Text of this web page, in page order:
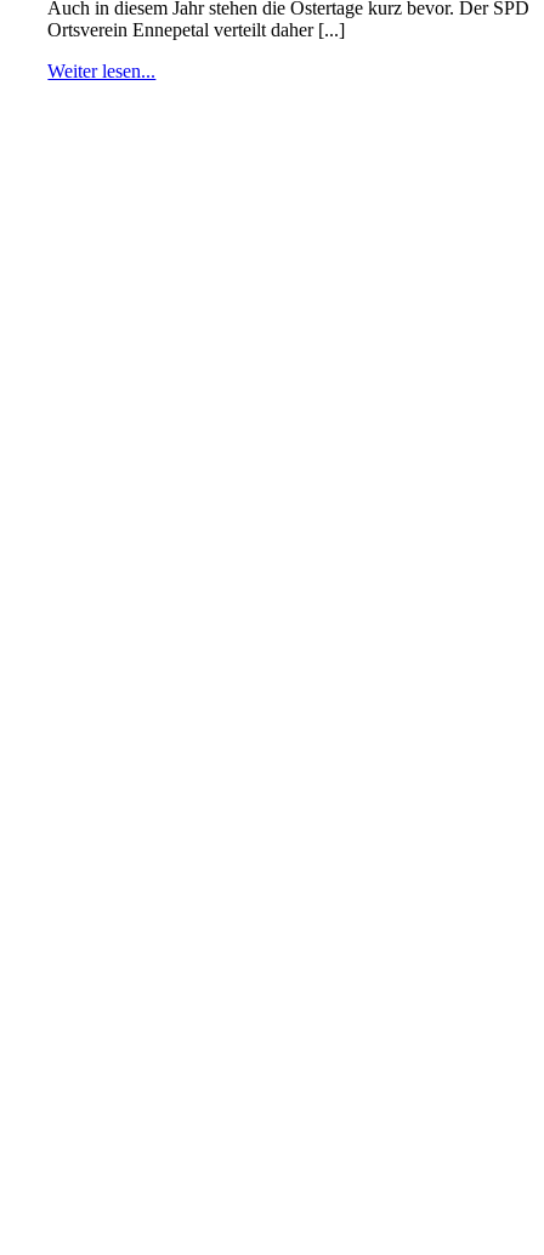
Auch in diesem Jahr stehen die Ostertage kurz bevor. Der SPD
Ortsverein Ennepetal verteilt daher [...]
Weiter lesen...